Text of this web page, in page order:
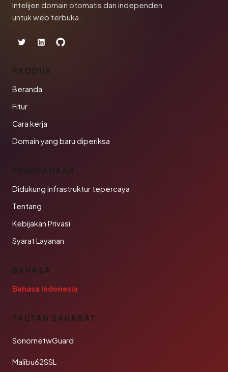
Intelijen domain otomatis dan independen
untuk web terbuka.
PRODUK
Beranda
Fitur
Cara kerja
Domain yang baru diperiksa
PERUSAHAAN
Didukung infrastruktur tepercaya
Tentang
Kebijakan Privasi
Syarat Layanan
BAHASA
Bahasa Indonesia
TAUTAN SAHABAT
SonornetwGuard
Malibu62SSL